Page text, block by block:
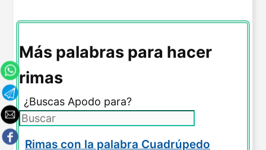
Más palabras para hacer
rimas
¿Buscas Apodo para?
Rimas con la palabra Cuadrúpedo